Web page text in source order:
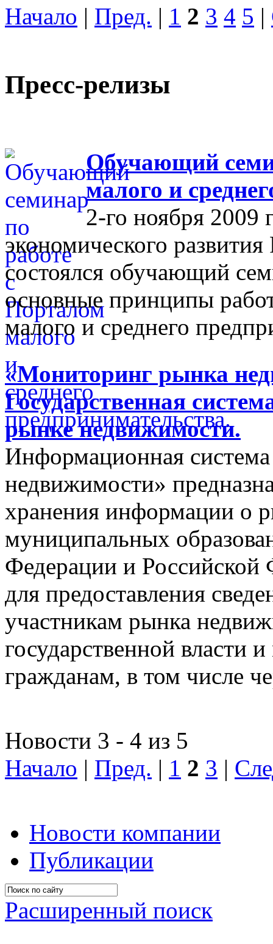
Начало | Пред. | 1 2 3 4 5 |
Пресс-релизы
Обучающий
малого и
2-го ноября 2009
экономического
состоялся обучающий
основные принципы
малого и среднего
«Мониторинг рынка
Государственная
рынке недвижимости.
Информационная
недвижимости»
хранения информации о
муниципальных
Федерации и Российской
для предоставления
участникам рынка
государственной власти
гражданам, в том числе
Новости 3 - 4 из 5
Начало | Пред. | 1 2 3 |
Новости компании
Публикации
Расширенный поиск